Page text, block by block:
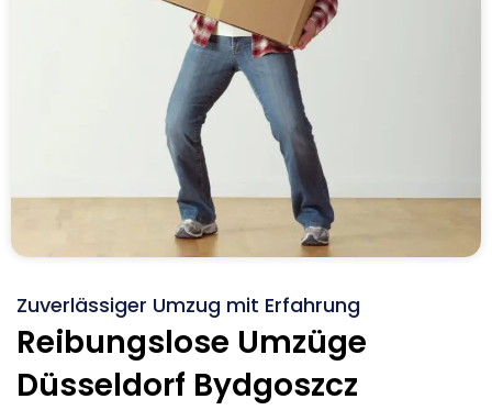
Zuverlässiger Umzug mit Erfahrung
Reibungslose Umzüge
Düsseldorf Bydgoszcz